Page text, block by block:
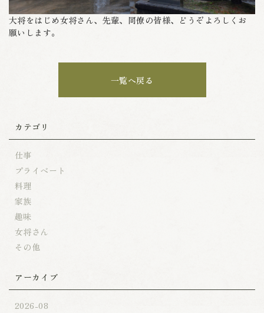
大将をはじめ女将さん、先輩、同僚の皆様、どうぞよろしくお
願いします。
一覧へ戻る
カテゴリ
仕事
プライベート
料理
家族
趣味
女将さん
その他
アーカイブ
2026-08